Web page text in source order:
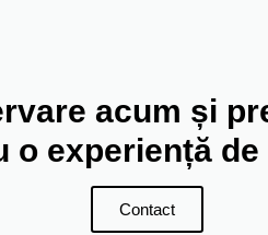
acum și
o experiență
Contact